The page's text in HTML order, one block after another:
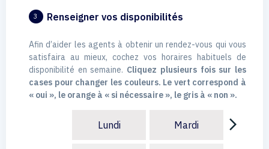
3 Renseigner vos disponibilités
Afin d’aider les agents à obtenir un rendez-vous qui vous
satisfaira au mieux, cochez vos horaires habituels de
disponibilité en semaine. Cliquez plusieurs fois sur les
cases pour changer les couleurs. Le vert correspond à
« oui », le orange à « si nécessaire », le gris à « non ».
Lundi Mardi arrow_forward_ios